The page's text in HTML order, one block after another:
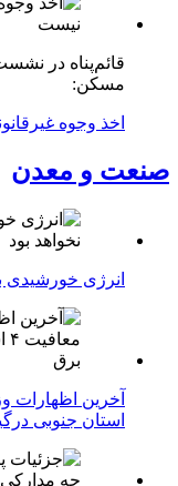
قائم‌پناه در
مسکن:
اخذ وجوه
صنعت و معدن
انرژی خورشیدی
استان جنوبی